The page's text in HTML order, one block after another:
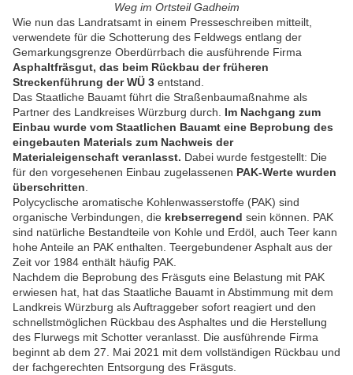
Weg im Ortsteil Gadheim
Wie nun das Landratsamt in einem Presseschreiben mitteilt,
verwendete für die Schotterung des Feldwegs entlang der
Gemarkungsgrenze Oberdürrbach die ausführende Firma
Asphaltfräsgut, das beim Rückbau der früheren
Streckenführung der WÜ 3 entstand.
Das Staatliche Bauamt führt die Straßenbaumaßnahme als
Partner des Landkreises Würzburg durch. Im Nachgang zum
Einbau wurde vom Staatlichen Bauamt eine Beprobung des
eingebauten Materials zum Nachweis der
Materialeigenschaft veranlasst. Dabei wurde festgestellt: Die
für den vorgesehenen Einbau zugelassenen PAK-Werte wurden
überschritten
Polycyclische aromatische Kohlenwasserstoffe (PAK) sind
organische Verbindungen, die krebserregend sein können. PAK
sind natürliche Bestandteile von Kohle und Erdöl, auch Teer kann
hohe Anteile an PAK enthalten. Teergebundener Asphalt aus der
Zeit vor 1984 enthält häufig PAK.
Nachdem die Beprobung des Fräsguts eine Belastung mit PAK
erwiesen hat, hat das Staatliche Bauamt in Abstimmung mit dem
Landkreis Würzburg als Auftraggeber sofort reagiert und den
schnellstmöglichen Rückbau des Asphaltes und die Herstellung
des Flurwegs mit Schotter veranlasst. Die ausführende Firma
beginnt ab dem 27. Mai 2021 mit dem vollständigen Rückbau und
der fachgerechten Entsorgung des Fräsguts.